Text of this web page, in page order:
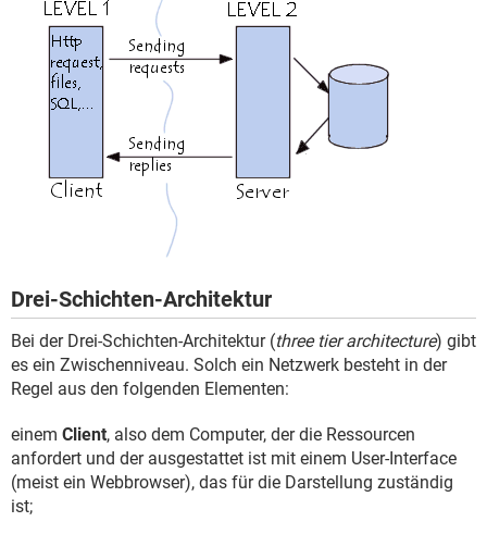
Drei-Schichten-Architektur
Bei der Drei-Schichten-Architektur (three tier architecture) gibt
es ein Zwischenniveau. Solch ein Netzwerk besteht in der
Regel aus den folgenden Elementen:
einem Client, also dem Computer, der die Ressourcen
anfordert und der ausgestattet ist mit einem User-Interface
(meist ein Webbrowser), das für die Darstellung zuständig
ist;